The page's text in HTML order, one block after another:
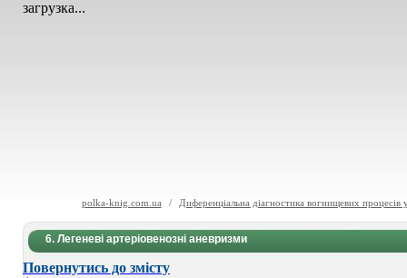
загрузка...
polka-knig.com.ua / Диференціальна діагностика вогнищевих
6. Легеневі артеріовенозні аневризми
Повернутись до змісту